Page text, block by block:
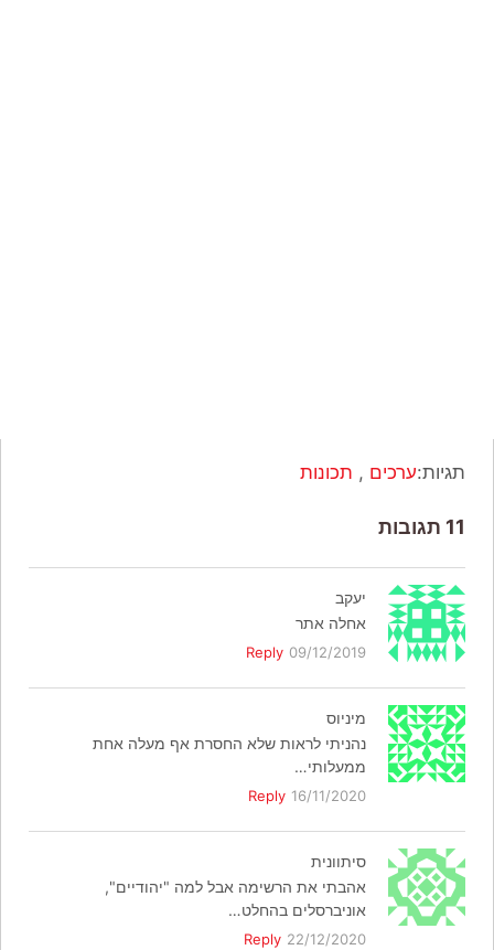
תגיות:ערכים , תכונות
11 תגובות
יעקב
אחלה אתר
09/12/2019
Reply
מיניוס
נהניתי לראות שלא החסרת אף מעלה אחת
ממעלותי…
16/11/2020
Reply
סיתוונית
אהבתי את הרשימה אבל למה "יהודיים",
אוניברסלים בהחלט…
22/12/2020
Reply